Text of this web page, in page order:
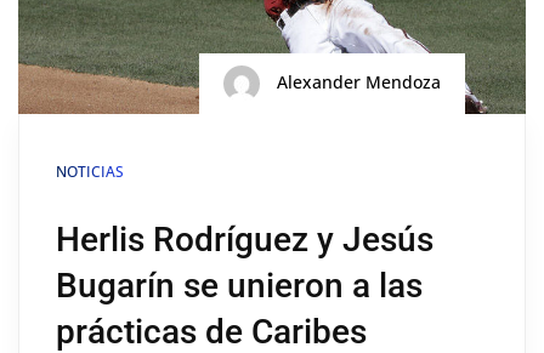
Alexander Mendoza
NOTICIAS
Herlis Rodríguez y Jesús
Bugarín se unieron a las
prácticas de Caribes